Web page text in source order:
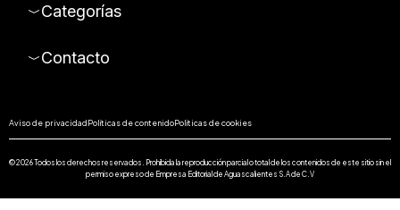
Categorías
Contacto
Aviso de privacidadPolíticas de contenidoPolíticas de cookies
© 2026 Todos los derechos reservados. Prohibida la reproducción parcial o total de los contenidos de este sitio sin el
permiso expreso de Empresa Editorial de Aguascalientes S.A de C.V